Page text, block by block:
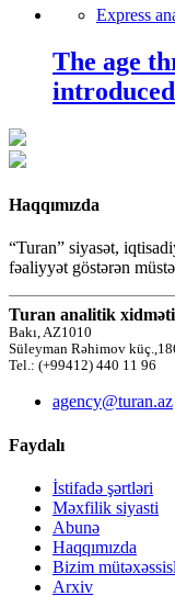
Express
The age
Haqqımızda
“Turan” siyasət,
fəaliyyət göstərən
Turan analitik xidməti
Bakı, AZ1010
Süleyman Rəhimov
Tel.: (+99412) 440 11 96
agency@turan.az
Faydalı
İstifadə şərtləri
Məxfilik siyasti
Abunə
Haqqımızda
Bizim
Arxiv